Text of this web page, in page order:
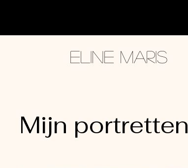
Eline Maris
Mijn portretten